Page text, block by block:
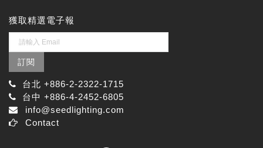
獲取精選電子報
訂閱
台北 +886-2-2322-1715
台中 +886-4-2452-6805
info@seedlighting.com
Contact